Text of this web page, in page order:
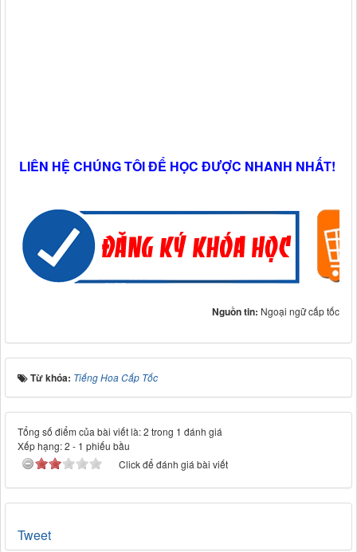
LIÊN HỆ CHÚNG TÔI ĐỂ HỌC ĐƯỢC NHANH NHẤT!
Nguồn tin: Ngoại ngữ cấp tốc
Từ khóa: Tiếng Hoa Cấp Tốc
Tổng số điểm của bài viết là: 2 trong 1 đánh giá
Xếp hạng:2 - 1 phiếu bầu
Click để đánh giá bài viết
Tweet